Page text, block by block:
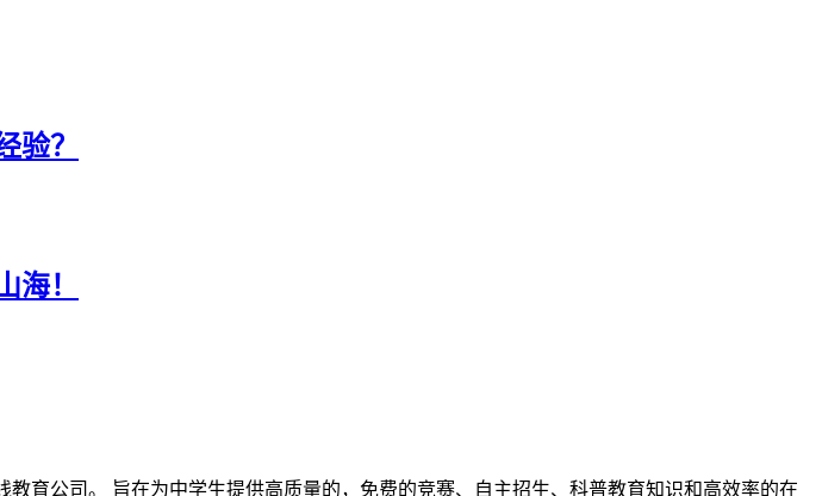
验？
海！
教育公司。 旨在为中学生提供高质量的，免费的竞赛、自主招生、科普教育知识和高效率的在